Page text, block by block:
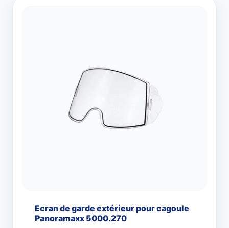
Ecran de garde extérieur pour cagoule
Panoramaxx 5000.270